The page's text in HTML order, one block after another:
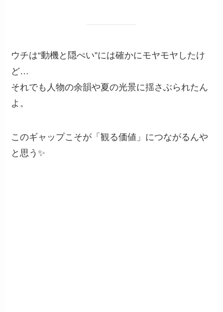
ウチは“動機と隠ぺい”には確かにモヤモヤしたけ
ど…
それでも人物の余韻や夏の光景に揺さぶられたん
よ。
このギャップこそが「観る価値」につながるんや
と思う✨